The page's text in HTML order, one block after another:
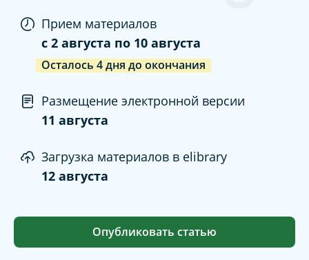
Прием материалов
c 2 августа по 10 августа
Осталось 4дня до окончания
Размещение электронной версии
11 августа
Загрузка материалов в elibrary
12 августа
Опубликовать статью